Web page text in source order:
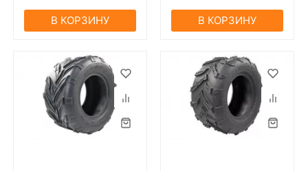
В КОРЗИНУ В КОРЗИНУ